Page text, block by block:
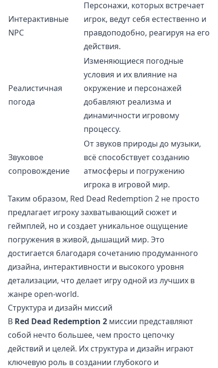
Интерактивные
NPC
Персонажи, которых встречает
игрок, ведут себя естественно и
правдоподобно, реагируя на его
действия.
Реалистичная
погода
Изменяющиеся погодные
условия и их влияние на
окружение и персонажей
добавляют реализма и
динамичности игровому
процессу.
Звуковое
сопровождение
От звуков природы до музыки,
всё способствует созданию
атмосферы и погружению
игрока в игровой мир.
Таким образом, Red Dead Redemption 2 не просто
предлагает игроку захватывающий сюжет и
геймплей, но и создает уникальное ощущение
погружения в живой, дышащий мир. Это
достигается благодаря сочетанию продуманного
дизайна, интерактивности и высокого уровня
детализации, что делает игру одной из лучших в
жанре open-world.
Структура и дизайн миссий
В Red Dead Redemption 2 миссии представляют
собой нечто большее, чем просто цепочку
действий и целей. Их структура и дизайн играют
ключевую роль в создании глубокого и